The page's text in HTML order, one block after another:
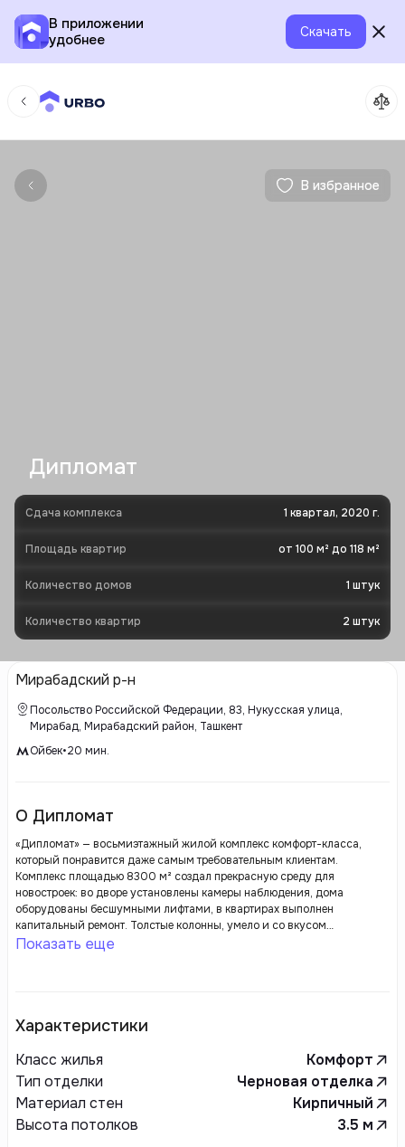
В приложении
удобнее
Скачать
В избранное
Дипломат
Сдача комплекса 1 квартал, 2020 г.
Площадь квартир от 100 м² до 118 м²
Количество домов 1 штук
Количество квартир 2 штук
Мирабадский р-н
Посольство Российской Федерации, 83, Нукусская улица,
Мирабад, Мирабадский район, Ташкент
Ойбек•20 мин.
О Дипломат
«Дипломат» — восьмиэтажный жилой комплекс комфорт-класса,
который понравится даже самым требовательным клиентам.
Комплекс площадью 8300 м² создал прекрасную среду для
новостроек: во дворе установлены камеры наблюдения, дома
оборудованы бесшумными лифтами, в квартирах выполнен
капитальный ремонт. Толстые колонны, умело и со вкусом
подобранные цвета придают конструкции здания неповторимую
Показать еще
Характеристики
Класс жилья
Комфорт
Тип отделки
Черновая отделка
Материал стен
Кирпичный
Высота потолков
3.5 м